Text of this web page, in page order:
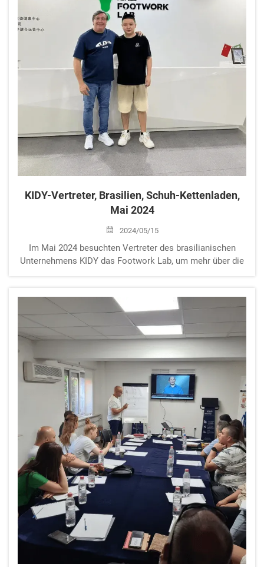
KIDY-Vertreter, Brasilien, Schuh-Kettenladen,
Mai 2024
2024/05/15
Im Mai 2024 besuchten Vertreter des brasilianischen
Unternehmens KIDY das Footwork Lab, um mehr über die
in diesem Bereich zu erkunden ...